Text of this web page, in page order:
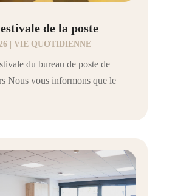
de la poste
| VIE QUOTIDIENNE
du bureau de poste de
Nous vous informons que le